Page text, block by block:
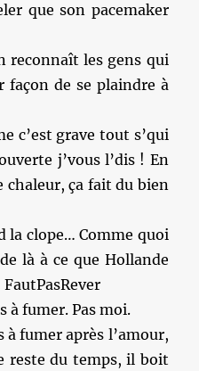
que son pacemaker
reconnaît les gens qui
façon de se plaindre à
c’est grave tout s’qui
j’vous l’dis ! En
chaleur, ça fait du bien
la clope… Comme quoi
là à ce que Hollande
à fumer. Pas moi.
à fumer après l’amour,
reste du temps, il boit